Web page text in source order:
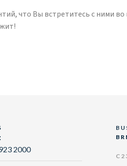
что Вы встретитесь с ними
2000